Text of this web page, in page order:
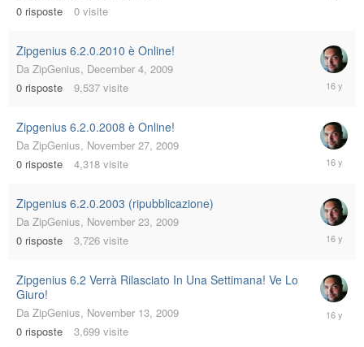
0 risposte 0 visite
20,
Zipgenius 6.2.0.2010 è Online!
Da ZipGenius, December 4, 2009
0 risposte 9,537 visite
4,
Zipgenius 6.2.0.2008 è Online!
Da ZipGenius, November 27, 2009
0 risposte 4,318 visite
27,
Zipgenius 6.2.0.2003 (ripubblicazione)
Da ZipGenius, November 23, 2009
0 risposte 3,726 visite
23,
Zipgenius 6.2 Verrà Rilasciato In Una Settimana! Ve Lo
Giuro!
Da ZipGenius, November 13, 2009
0 risposte 3,699 visite
13,